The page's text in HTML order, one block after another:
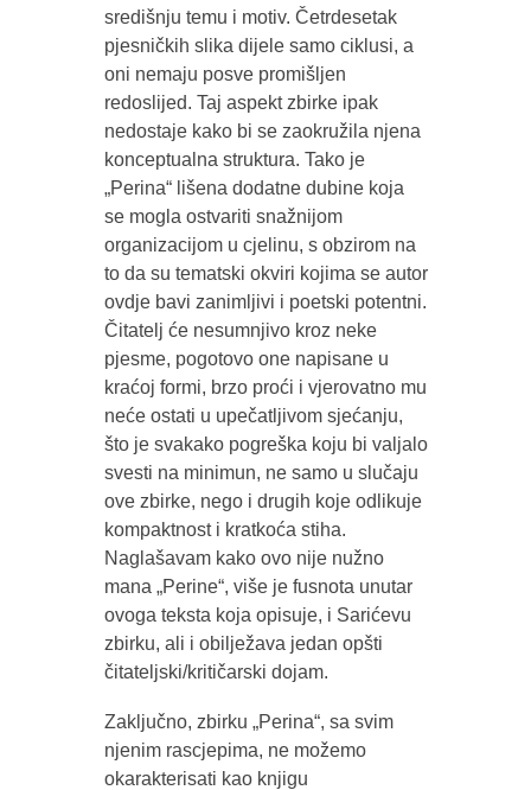
središnju temu i motiv. Četrdesetak
pjesničkih slika dijele samo ciklusi, a
oni nemaju posve promišljen
redoslijed. Taj aspekt zbirke ipak
nedostaje kako bi se zaokružila njena
konceptualna struktura. Tako je
„Perina“ lišena dodatne dubine koja
se mogla ostvariti snažnijom
organizacijom u cjelinu, s obzirom na
to da su tematski okviri kojima se autor
ovdje bavi zanimljivi i poetski potentni.
Čitatelj će nesumnjivo kroz neke
pjesme, pogotovo one napisane u
kraćoj formi, brzo proći i vjerovatno mu
neće ostati u upečatljivom sjećanju,
što je svakako pogreška koju bi valjalo
svesti na minimun, ne samo u slučaju
ove zbirke, nego i drugih koje odlikuje
kompaktnost i kratkoća stiha.
Naglašavam kako ovo nije nužno
mana „Perine“, više je fusnota unutar
ovoga teksta koja opisuje, i Sarićevu
zbirku, ali i obilježava jedan opšti
čitateljski/kritičarski dojam.
Zaključno, zbirku „Perina“, sa svim
njenim rascjepima, ne možemo
okarakterisati kao knjigu